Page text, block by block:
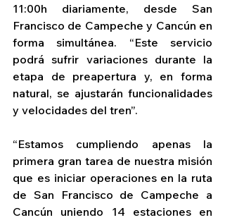
11:00h diariamente, desde San
Francisco de Campeche y Cancún en
forma simultánea. “Este servicio
podrá sufrir variaciones durante la
etapa de preapertura y, en forma
natural, se ajustarán funcionalidades
y velocidades del tren”.
“Estamos cumpliendo apenas la
primera gran tarea de nuestra misión
que es iniciar operaciones en la ruta
de San Francisco de Campeche a
Cancún uniendo 14 estaciones en